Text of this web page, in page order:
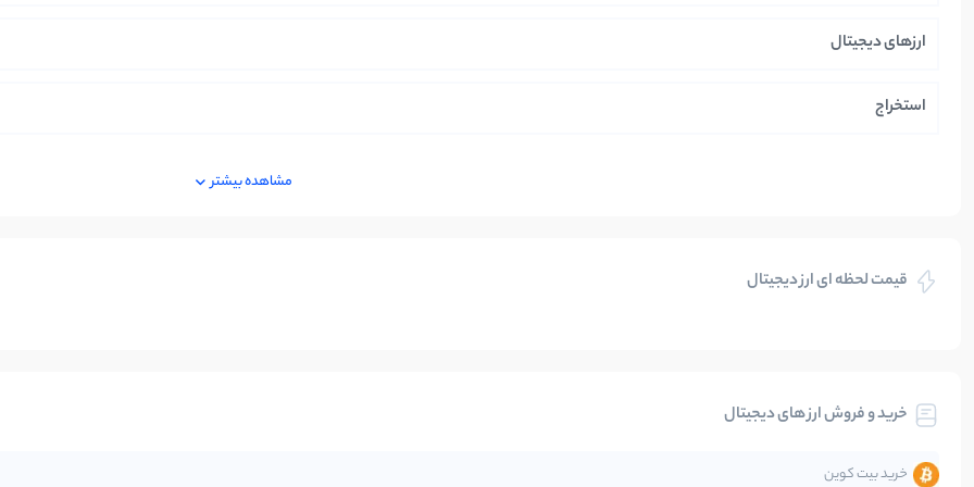
ارزهای دیجیتال
استخراج
بلاکچین
تحلیل
مشاهده بیشتر
قیمت لحظه ای ارز دیجیتال
خرید و فروش ارز های دیجیتال
خرید بیت کوین